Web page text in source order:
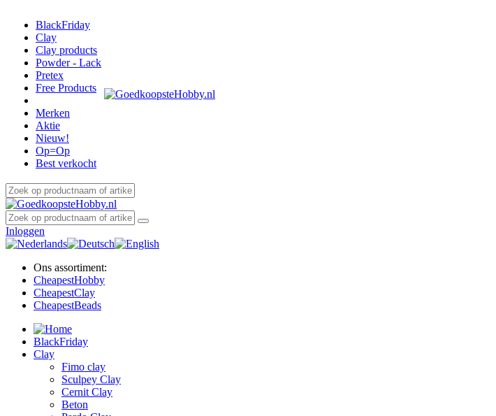
BlackFriday
Clay
Clay products
Powder - Lack
Pretex
Free Products
Merken
Aktie
Nieuw!
Op=Op
Best verkocht
Inloggen
Ons assortiment:
CheapestHobby
CheapestClay
CheapestBeads
BlackFriday
Clay
Fimo clay
Sculpey Clay
Cernit Clay
Beton